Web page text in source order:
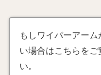
もしワイパーアーム
い場合はこちらをご
い。